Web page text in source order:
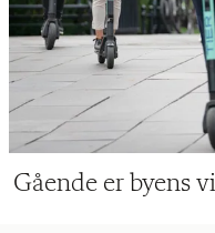
Gående er byens